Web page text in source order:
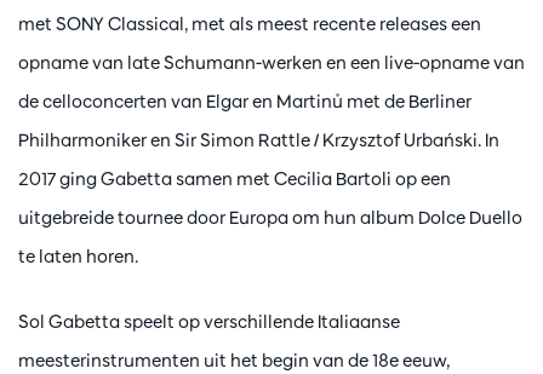
met SONY Classical, met als meest recente releases een
opname van late Schumann-werken en een live-opname van
de celloconcerten van Elgar en Martinů met de Berliner
Philharmoniker en Sir Simon Rattle / Krzysztof Urbański. In
2017 ging Gabetta samen met Cecilia Bartoli op een
uitgebreide tournee door Europa om hun album Dolce Duello
te laten horen.
Sol Gabetta speelt op verschillende Italiaanse
meesterinstrumenten uit het begin van de 18e eeuw,